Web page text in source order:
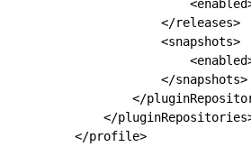
                    </releases>
                    <snapshots>
                    </snapshots>
</
</
        </profile>